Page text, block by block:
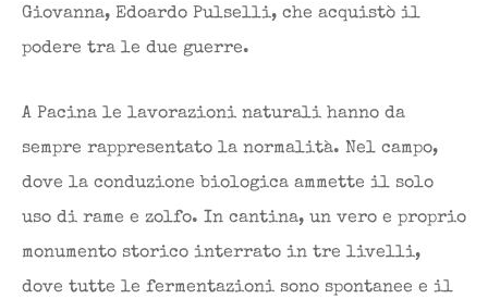
Giovanna, Edoardo Pulselli, che acquistò il
podere tra le due guerre.
A Pacina le lavorazioni naturali hanno da
sempre rappresentato la normalità. Nel campo,
dove la conduzione biologica ammette il solo
uso di rame e zolfo. In cantina, un vero e proprio
monumento storico interrato in tre livelli,
dove tutte le fermentazioni sono spontanee e il